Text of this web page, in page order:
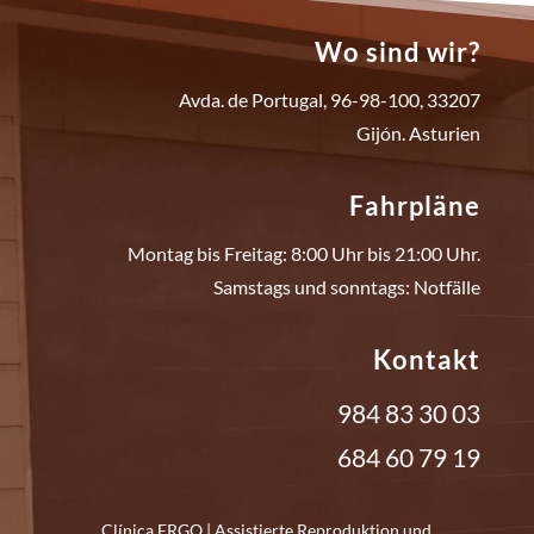
Wo sind wir?
Avda. de Portugal, 96-98-100, 33207
Gijón. Asturien
Fahrpläne
Montag bis Freitag: 8:00 Uhr bis 21:00 Uhr.
Samstags und sonntags: Notfälle
Kontakt
984 83 30 03
684 60 79 19
Clínica ERGO | Assistierte Reproduktion und